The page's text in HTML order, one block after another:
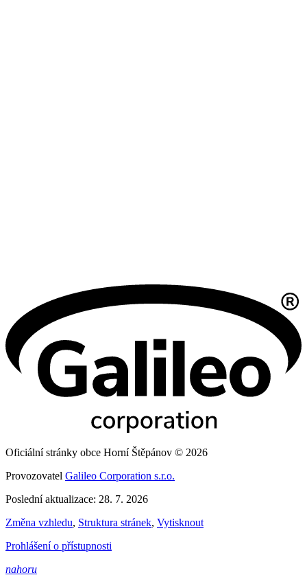
Oficiální stránky obce Horní Štěpánov © 2026
Provozovatel Galileo Corporation s.r.o.
Poslední aktualizace: 28. 7. 2026
Změna vzhledu, Struktura stránek, Vytisknout
Prohlášení o přístupnosti
nahoru